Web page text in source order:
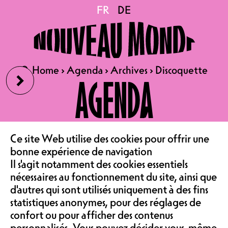
›
FR DE
🔍Home›Agenda ›Archives› Discoquette
AGENDA
LE CAFÉ
ASSOCIATION &
FR DE
🔍Home›Agenda ›Archives› Discoquette
Discoquette
26.01.2024
LE NOUVEAU MONDE,
LAGO ET FRIQUEERS
PRÉSENTENT :
DISCOQUETTE (F)
+ TABLE RONDE : «
PINKWASHING AND
QUEERBAITING »
QUEER PARTY & DISCUSSIONS
| SALLE DE CONCERT & AILE
EST
Ce site Web utilise des cookies pour offrir une
bonne expérience de navigation
Il s'agit notamment des cookies essentiels
nécessaires au fonctionnement du site, ainsi que
d'autres qui sont utilisés uniquement à des fins
statistiques anonymes, pour des réglages de
confort ou pour afficher des contenus